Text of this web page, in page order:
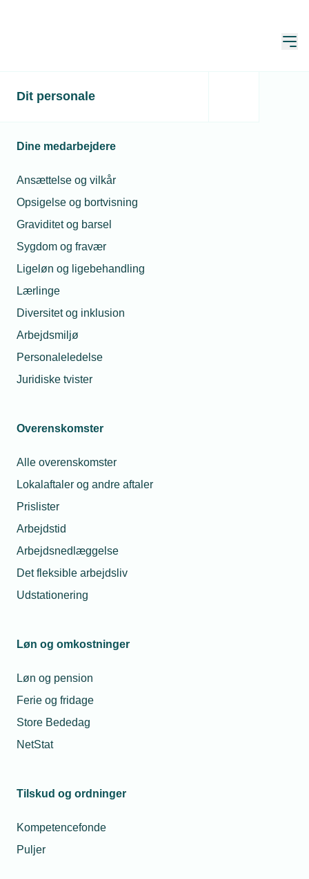
Dit personale
Dine medarbejdere
Ansættelse og vilkår
Opsigelse og bortvisning
Graviditet og barsel
Sygdom og fravær
Ligeløn og ligebehandling
Lærlinge
Diversitet og inklusion
Arbejdsmiljø
Personaleledelse
Juridiske tvister
Overenskomster
Alle overenskomster
Lokalaftaler og andre aftaler
Prislister
Arbejdstid
Arbejdsnedlæggelse
Det fleksible arbejdsliv
Udstationering
Løn og omkostninger
Løn og pension
Ferie og fridage
Store Bededag
NetStat
Tilskud og ordninger
Kompetencefonde
Puljer
Du skal være logget ind
Denne side er kun for medlemmer, og du skal derfor
E-mail*
Husk mine oplysninger
Log ind
brugerprofil?
Du er altid velkommen til at kontakte
os.
Så sørger vi for at hjælpe dig godt
videre.
Telefon:43 43 60 00
Fredag fra kl. 08:00 til 15:00